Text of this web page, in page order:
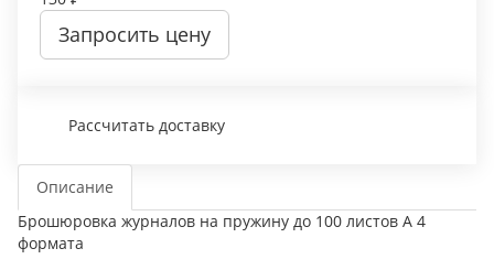
Запросить цену
Рассчитать доставку
Описание
Брошюровка журналов на пружину до 100 листов А 4
формата